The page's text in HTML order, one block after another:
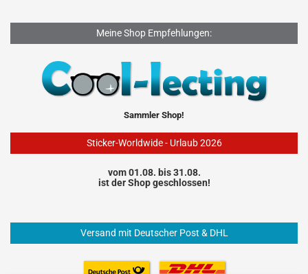
Meine Shop Empfehlungen:
Sammler Shop!
Sticker-Worldwide - Urlaub 2026
vom 01.08. bis 31.08.
ist der Shop geschlossen!
Versand mit Deutscher Post & DHL